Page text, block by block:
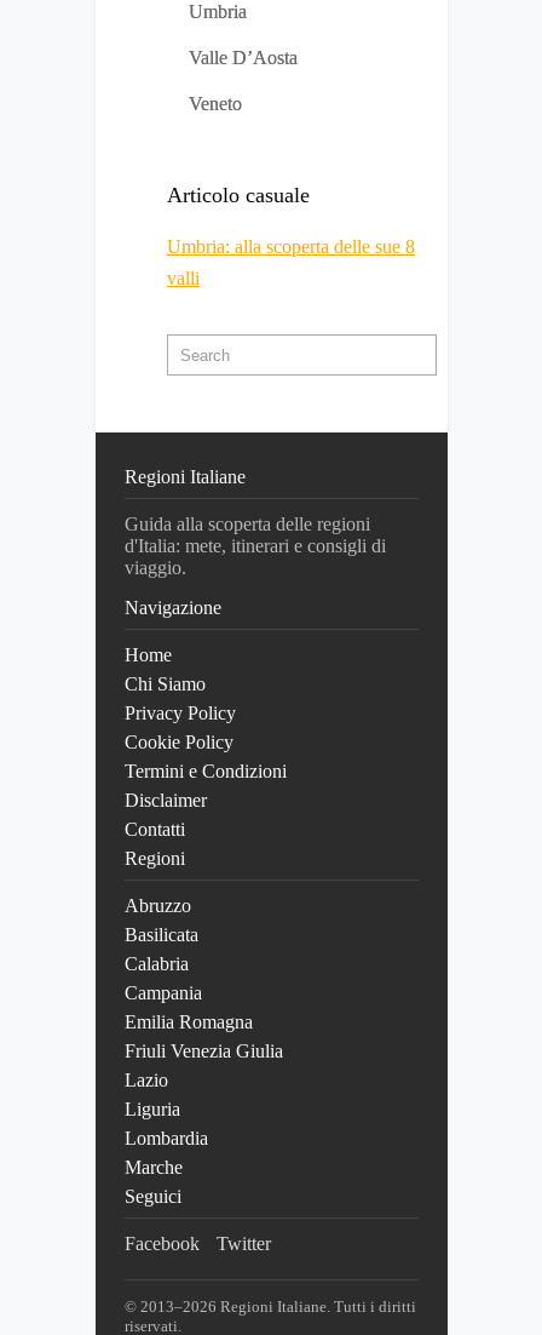
Umbria
Valle D’Aosta
Veneto
Articolo casuale
Umbria: alla scoperta delle sue 8
valli
Regioni Italiane
Guida alla scoperta delle regioni
d'Italia: mete, itinerari e consigli di
viaggio.
Navigazione
Home
Chi Siamo
Privacy Policy
Cookie Policy
Termini e Condizioni
Disclaimer
Contatti
Regioni
Abruzzo
Basilicata
Calabria
Campania
Emilia Romagna
Friuli Venezia Giulia
Lazio
Liguria
Lombardia
Marche
Seguici
Facebook Twitter
© 2013–2026 Regioni Italiane. Tutti i diritti
riservati.